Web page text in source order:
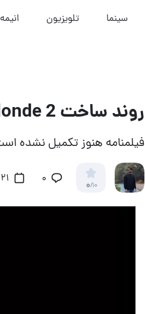
سینما تلویزیون انیمه
روند ساخت Atomic Blonde 2 همچنان ادامه دارد
فیلمنامه هنوز تکمیل نشده
0/10 ۰ 21 تیر 1399